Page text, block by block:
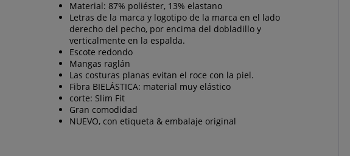
Material: 87% poliéster, 13% elastano
Letras de la marca y logotipo de la marca en el lado
derecho del pecho, por encima del dobladillo y
verticalmente en la espalda.
Escote redondo
Mangas raglán
Las costuras planas evitan el roce con la piel.
Fibra BIELÁSTICA: material muy elástico
corte: Slim Fit
Gran comodidad
NUEVO, con etiqueta & embalaje original